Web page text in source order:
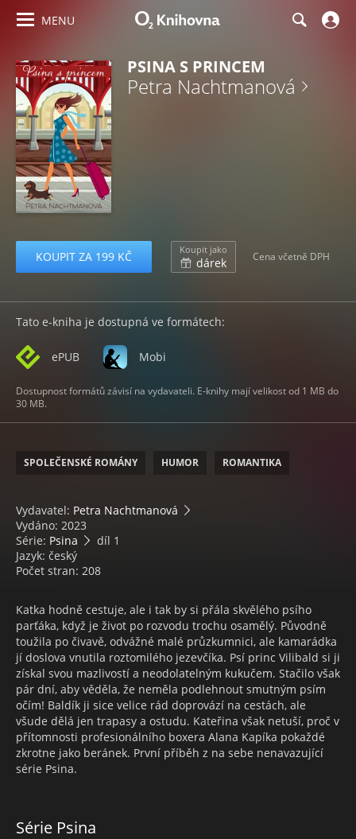
MENU
PSINA S PRINCEM
Petra Nachtmanová
KOUPIT ZA 199 KČ Koupit jako
dárek Cena včetně DPH
Tato e-kniha je dostupná ve formátech:
ePUB Mobi
Dostupnost formátů závisí na vydavateli. E-knihy mají velikost od 1 MB do
30 MB.
SPOLEČENSKÉ ROMÁNY HUMOR ROMANTIKA
Vydavatel: Petra Nachtmanová
Vydáno: 2023
Série: Psina
díl 1
Jazyk: český
Počet stran: 208
Katka hodně cestuje, ale i tak by si přála skvělého psího
parťáka, když je život po rozvodu trochu osamělý. Původně
toužila po čivavě, odvážné malé průzkumnici, ale kamarádka
jí doslova vnutila roztomilého jezevčíka. Psí princ Vilibald si ji
získal svou mazlivostí a neodolatelným kukučem. Stačilo však
pár dní, aby věděla, že neměla podlehnout smutným psím
očím! Baldík ji sice velice rád doprovází na cestách, ale
všude dělá jen trapasy a ostudu. Kateřina však netuší, proč v
přítomnosti profesionálního boxera Alana Kapíka pokaždé
zkrotne jako beránek. První příběh z na sebe nenavazující
série Psina.
Série Psina